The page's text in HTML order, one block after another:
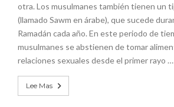
otra. Los musulmanes también tienen un
(llamado Sawm en árabe), que sucede
Ramadán cada año. En este periodo de
musulmanes se abstienen de tomar
relaciones sexuales desde el primer rayo …
Lee Mas